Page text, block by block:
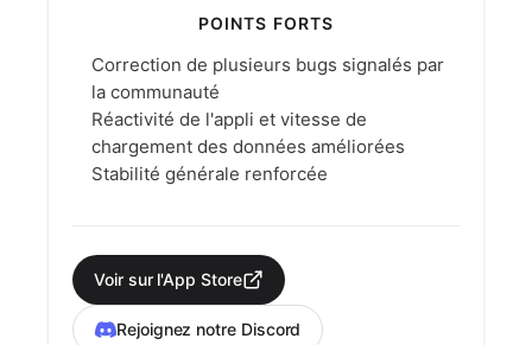
POINTS FORTS
Correction de plusieurs bugs signalés par
la communauté
Réactivité de l'appli et vitesse de
chargement des données améliorées
Stabilité générale renforcée
Voir sur l'App Store
Rejoignez notre Discord